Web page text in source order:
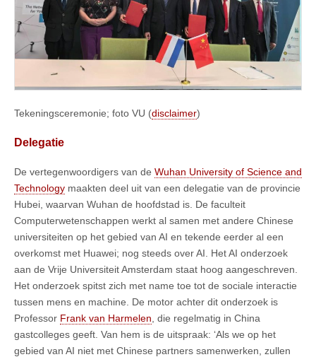
Tekeningsceremonie; foto VU (disclaimer)
Delegatie
De vertegenwoordigers van de Wuhan University of Science and
Technology maakten deel uit van een delegatie van de provincie
Hubei, waarvan Wuhan de hoofdstad is. De faculteit
Computerwetenschappen werkt al samen met andere Chinese
universiteiten op het gebied van AI en tekende eerder al een
overkomst met Huawei; nog steeds over AI. Het AI onderzoek
aan de Vrije Universiteit Amsterdam staat hoog aangeschreven.
Het onderzoek spitst zich met name toe tot de sociale interactie
tussen mens en machine. De motor achter dit onderzoek is
Professor Frank van Harmelen , die regelmatig in China
gastcolleges geeft. Van hem is de uitspraak: ‘Als we op het
gebied van AI niet met Chinese partners samenwerken, zullen